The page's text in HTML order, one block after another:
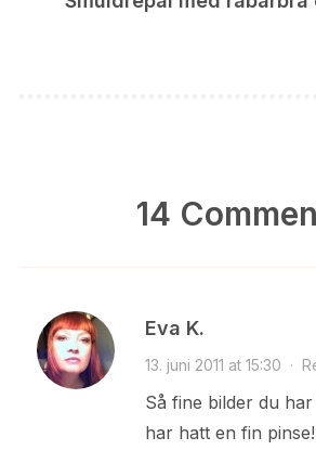
14
Eva K.
13. juni 2011 at 15:30 ·
Så fine bilder du
har hatt en fin pinse!